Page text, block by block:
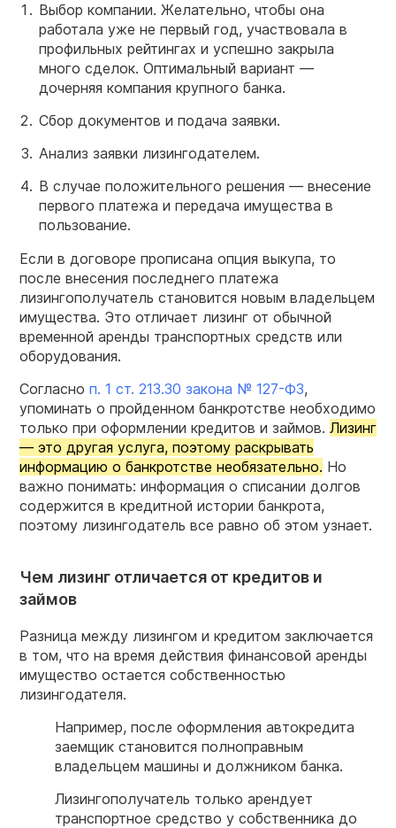
Выбор компании. Желательно, чтобы она
работала уже не первый год, участвовала в
профильных рейтингах и успешно закрыла
много сделок. Оптимальный вариант —
дочерняя компания крупного банка.
Сбор документов и подача заявки.
Анализ заявки лизингодателем.
В случае положительного решения — внесение
первого платежа и передача имущества в
пользование.
Если в договоре прописана опция выкупа, то
после внесения последнего платежа
лизингополучатель становится новым владельцем
имущества. Это отличает лизинг от обычной
временной аренды транспортных средств или
оборудования.
Согласно п. 1 ст. 213.30 закона № 127-ФЗ,
упоминать о пройденном банкротстве необходимо
только при оформлении кредитов и займов. Лизинг
— это другая услуга, поэтому раскрывать
информацию о банкротстве необязательно. Но
важно понимать: информация о списании долгов
содержится в кредитной истории банкрота,
поэтому лизингодатель все равно об этом узнает.
Чем лизинг отличается от кредитов и
займов
Разница между лизингом и кредитом заключается
в том, что на время действия финансовой аренды
имущество остается собственностью
лизингодателя.
Например, после оформления автокредита
заемщик становится полноправным
владельцем машины и должником банка.
Лизингополучатель только арендует
транспортное средство у собственника до